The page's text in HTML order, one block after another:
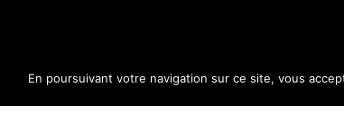
En poursuivant votre navigation sur ce site, vous